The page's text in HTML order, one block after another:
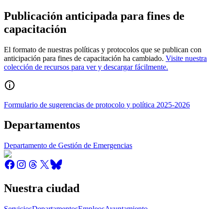
Publicación anticipada para fines de
capacitación
El formato de nuestras políticas y protocolos que se publican con
anticipación para fines de capacitación ha cambiado. Visite nuestra
colección de recursos para ver y descargar fácilmente.
Formulario de sugerencias de protocolo y política 2025-2026
Departamentos
Departamento de Gestión de Emergencias
Nuestra ciudad